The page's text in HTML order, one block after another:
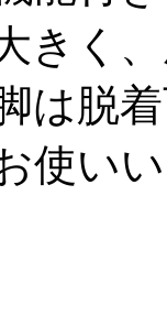
きく
は脱
使い